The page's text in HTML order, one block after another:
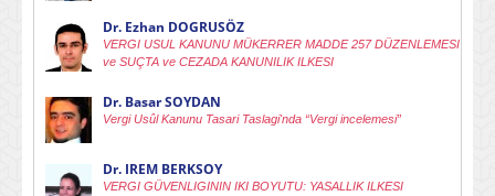
Dr. Ezhan DOGRUSÖZ
VERGI USUL KANUNU MÜKERRER MADDE 257 DÜZENLEMESI
ve SUÇTA ve CEZADA KANUNILIK ILKESI
Dr. Basar SOYDAN
Vergi Usûl Kanunu Tasari Taslagi'nda “Vergi incelemesi”
Dr. IREM BERKSOY
VERGI GÜVENLIGININ IKI BOYUTU: YASALLIK ILKESI